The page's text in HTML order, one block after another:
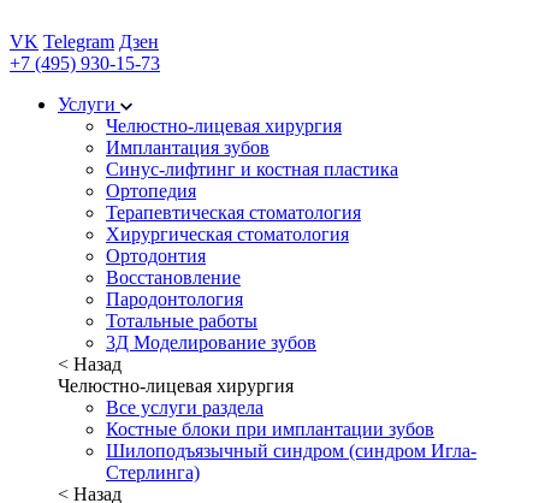
VK Telegram Дзен
+7 (495) 930-15-73
Услуги
Челюстно-лицевая хирургия
Имплантация зубов
Синус-лифтинг и костная пластика
Ортопедия
Терапевтическая стоматология
Хирургическая стоматология
Ортодонтия
Восстановление
Пародонтология
Тотальные работы
3Д Моделирование зубов
< Назад
Челюстно-лицевая хирургия
Все услуги раздела
Костные блоки при имплантации зубов
Шилоподъязычный синдром (синдром Игла-
Стерлинга)
< Назад